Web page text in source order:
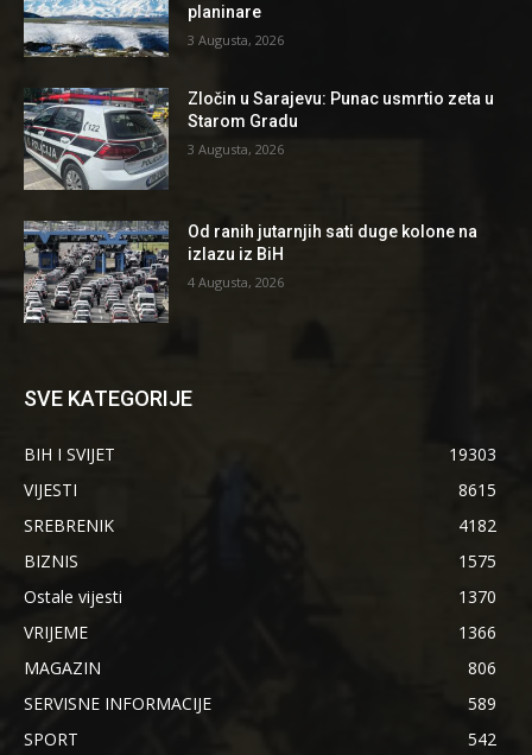
planinare
3 Augusta, 2026
Zločin u Sarajevu: Punac usmrtio zeta u
Starom Gradu
3 Augusta, 2026
Od ranih jutarnjih sati duge kolone na
izlazu iz BiH
4 Augusta, 2026
SVE KATEGORIJE
BIH I SVIJET
19303
VIJESTI
8615
SREBRENIK
4182
BIZNIS
1575
Ostale vijesti
1370
VRIJEME
1366
MAGAZIN
806
SERVISNE INFORMACIJE
589
SPORT
542